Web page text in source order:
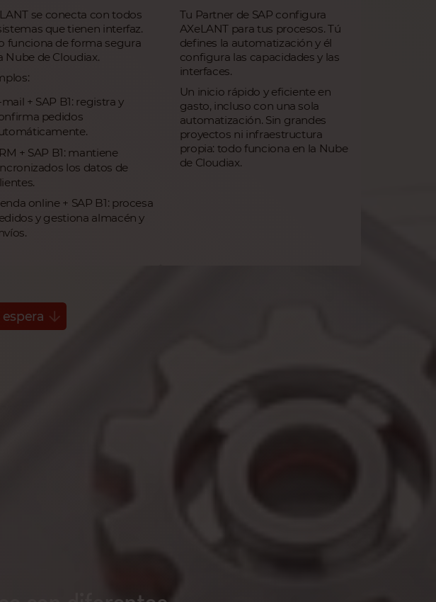
se conecta con todos
que tienen interfaz.
funciona de forma segura
Nube de Cloudiax.
mail + SAP B1: registra y
pedidos
+ SAP B1: mantiene
los datos de
online + SAP B1: procesa
y gestiona almacén y
Tu Partner de SAP configura
AXeLANT para tus procesos. Tú
defines la automatización y él
configura las capacidades y las
interfaces.
Un inicio rápido y eficiente en
gasto, incluso con una sola
automatización. Sin grandes
proyectos ni infraestructura
propia: todo funciona en la Nube
de Cloudiax.